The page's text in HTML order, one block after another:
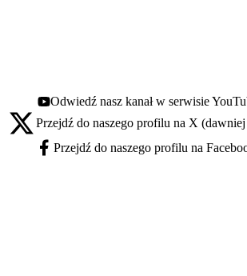
Youtube - otwiera się w nowej karcie
Odwiedź nasz kanał w serwisie
X - otwiera się w nowej karcie
Przejdź do naszego profilu na X
Facebook - otwiera się w nowej karcie
Przejdź do naszego profilu na